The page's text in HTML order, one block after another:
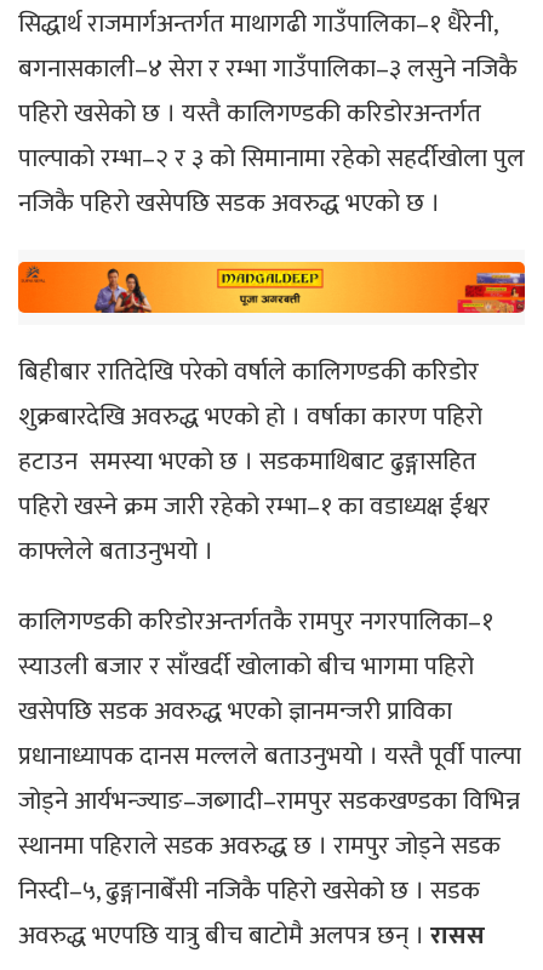
सिद्धार्थ राजमार्गअन्तर्गत माथागढी गाउँपालिका–१ धैरेनी,
बगनासकाली–४ सेरा र रम्भा गाउँपालिका–३ लसुने नजिकै
पहिरो खसेको छ । यस्तै कालिगण्डकी करिडोरअन्तर्गत
पाल्पाको रम्भा–२ र ३ को सिमानामा रहेको सहर्दीखोला पुल
नजिकै पहिरो खसेपछि सडक अवरुद्ध भएको छ ।
बिहीबार रातिदेखि परेको वर्षाले कालिगण्डकी करिडोर
शुक्रबारदेखि अवरुद्ध भएको हो । वर्षाका कारण पहिरो
हटाउन समस्या भएको छ । सडकमाथिबाट ढुङ्गासहित
पहिरो खस्ने क्रम जारी रहेको रम्भा–१ का वडाध्यक्ष ईश्वर
काफ्लेले बताउनुभयो ।
कालिगण्डकी करिडोरअन्तर्गतकै रामपुर नगरपालिका–१
स्याउली बजार र साँखर्दी खोलाको बीच भागमा पहिरो
खसेपछि सडक अवरुद्ध भएको ज्ञानमन्जरी प्राविका
प्रधानाध्यापक दानस मल्लले बताउनुभयो । यस्तै पूर्वी पाल्पा
जोड्ने आर्यभन्ज्याङ–जब्गादी–रामपुर सडकखण्डका विभिन्न
स्थानमा पहिराले सडक अवरुद्ध छ । रामपुर जोड्ने सडक
निस्दी–५, ढुङ्गानाबेँसी नजिकै पहिरो खसेको छ । सडक
अवरुद्ध भएपछि यात्रु बीच बाटोमै अलपत्र छन् । रासस